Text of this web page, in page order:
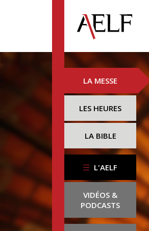
LA MESSE
LES HEURES
LA BIBLE
L'AELF
VIDÉOS &
PODCASTS